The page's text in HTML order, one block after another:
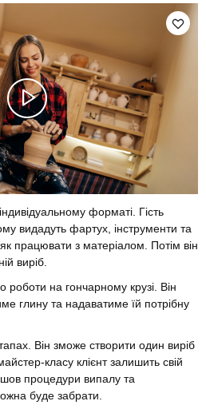
форматі. Гість
видадуть фартух, інструменти та
працювати з матеріалом. Потім він
виріб.
роботи на гончарному крузі. Він
глину та надаватиме їй потрібну
Він зможе створити один виріб
класу клієнт залишить свій
процедури випалу та
буде забрати.